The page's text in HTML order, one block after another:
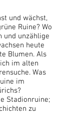
und wächst,
Ruine? Wo
und unzählige
heute
Blumen. Als
im alten
Was
im
Stadionruine;
zu